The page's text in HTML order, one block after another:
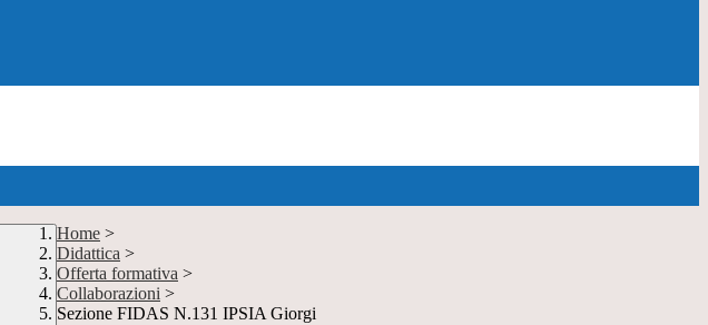
Home >
Didattica >
Offerta formativa >
Collaborazioni >
Sezione FIDAS N.131 IPSIA Giorgi